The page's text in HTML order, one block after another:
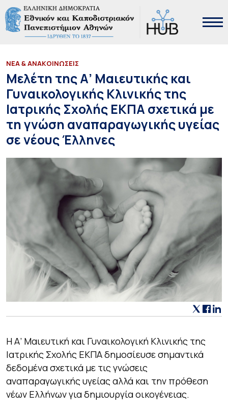
ΝΕΑ & ΑΝΑΚΟΙΝΩΣΕΙΣ
Μελέτη της Α’ Μαιευτικής και
Γυναικολογικής Κλινικής της
Ιατρικής Σχολής ΕΚΠΑ σχετικά με
τη γνώση αναπαραγωγικής υγείας
σε νέους Έλληνες
Η Α’ Μαιευτική και Γυναικολογική Κλινικής της
Ιατρικής Σχολής ΕΚΠΑ δημοσίευσε σημαντικά
δεδομένα σχετικά με τις γνώσεις
αναπαραγωγικής υγείας αλλά και την πρόθεση
νέων Ελλήνων για δημιουργία οικογένειας.